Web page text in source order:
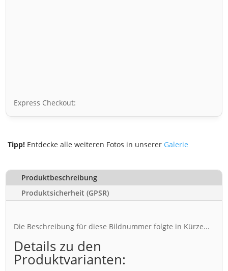
Express Checkout:
Tipp! Entdecke alle weiteren Fotos in unserer Galerie
Produktbeschreibung
Produktsicherheit (GPSR)
Die Beschreibung für diese Bildnummer folgte in Kürze...
Details zu den
Produktvarianten: